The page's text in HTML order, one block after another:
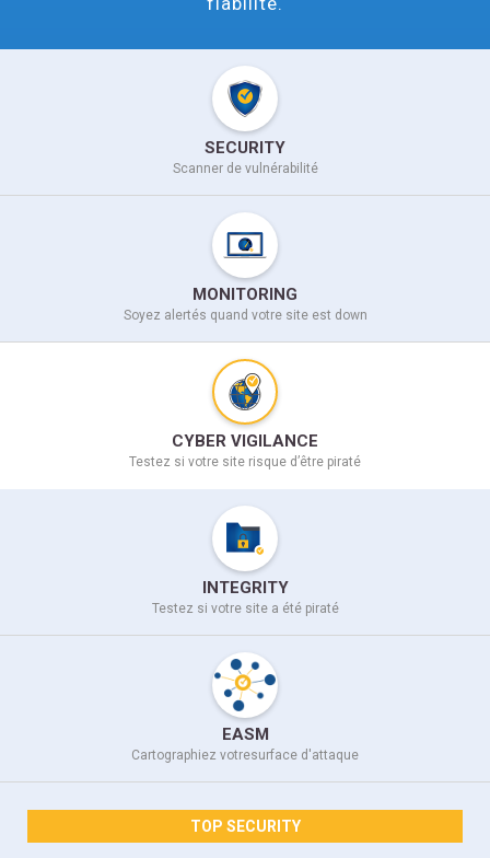
SECURITY
Scanner de vulnérabilité
MONITORING
Soyez alertés quand votre siteest down
CYBER VIGILANCE
Testez si votre site risque d’être piraté
INTEGRITY
Testez si votre sitea été piraté
EASM
Cartographiez votresurface d'attaque
TOP SECURITY